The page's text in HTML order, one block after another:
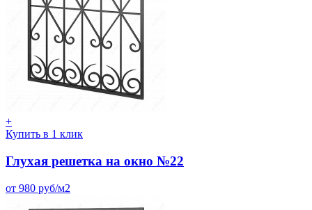
+
Купить в 1 клик
Глухая решетка на окно №22
от 980 руб/м2